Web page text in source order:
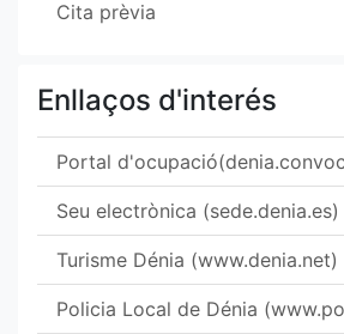
Cita prèvia
Enllaços d'interés
Portal
Seu electrònica (sede.denia.es)
Turisme Dénia (www.denia.net)
Policia Local de Dénia